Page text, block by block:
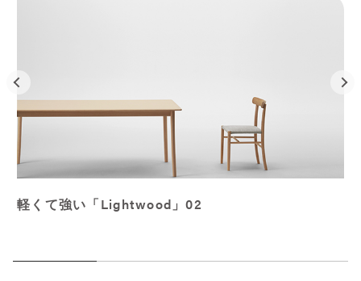
軽くて強い「Lightwood」02